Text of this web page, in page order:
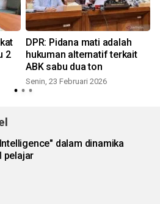
2
DPR: Pidana mati adalah
hukuman alternatif terkait
ABK sabu dua ton
Senin, 23 Februari 2026
dalam dinamika
pelajar